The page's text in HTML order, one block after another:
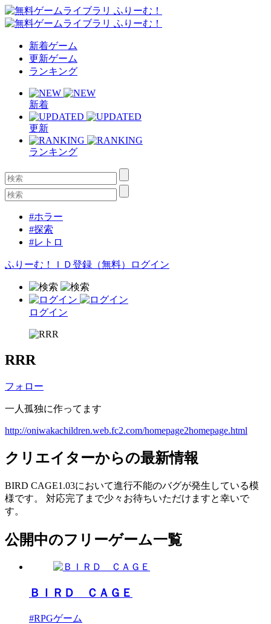
新着ゲーム
更新ゲーム
ランキング
新着
更新
ランキング
#ホラー
#探索
#レトロ
ふりーむ！ＩＤ登録（無料） ログイン
ログイン
RRR
フォロー
一人孤独に作ってます
http://oniwakachildren.web.fc2.com/homepage2homepage.html
クリエイターからの最新情報
BIRD CAGE1.03において進行不能のバグが発生している模
様です。 対応完了まで少々お待ちいただけますと幸いで
す。
公開中のフリーゲーム一覧
ＢＩＲＤ ＣＡＧＥ
#RPGゲーム